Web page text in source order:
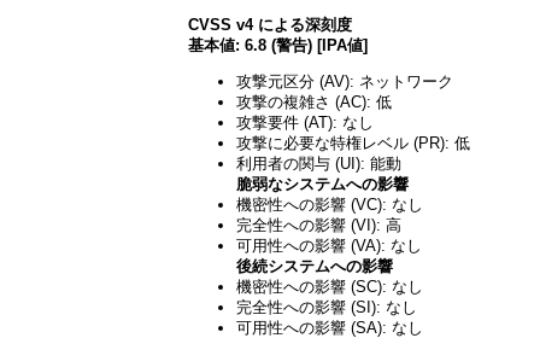
CVSS v4 による深刻度
基本値: 6.8 (警告) [IPA値]
攻撃元区分 (AV): ネットワーク
攻撃の複雑さ (AC): 低
攻撃要件 (AT): なし
攻撃に必要な特権レベル (PR): 低
利用者の関与 (UI): 能動
脆弱なシステムへの影響
機密性への影響 (VC): なし
完全性への影響 (VI): 高
可用性への影響 (VA): なし
後続システムへの影響
機密性への影響 (SC): なし
完全性への影響 (SI): なし
可用性への影響 (SA): なし